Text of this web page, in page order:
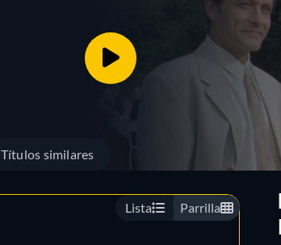
Títulos similares
Lista Parrilla